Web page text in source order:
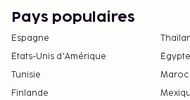
l'hébergement aux
Pays populaires
Espagne
États-Unis d'Amérique
Égypte
Tunisie
Maroc
Finlande